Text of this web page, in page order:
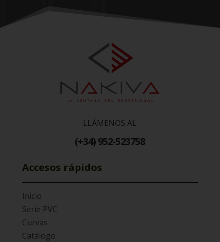
LLÁMENOS AL
(+34) 952-523758
Accesos rápidos
Inicio
Serie PVC
Curvas
Catálogo